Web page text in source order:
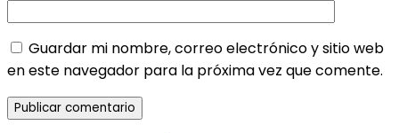
Guardar mi nombre, correo electrónico y sitio web
en este navegador para la próxima vez que comente.